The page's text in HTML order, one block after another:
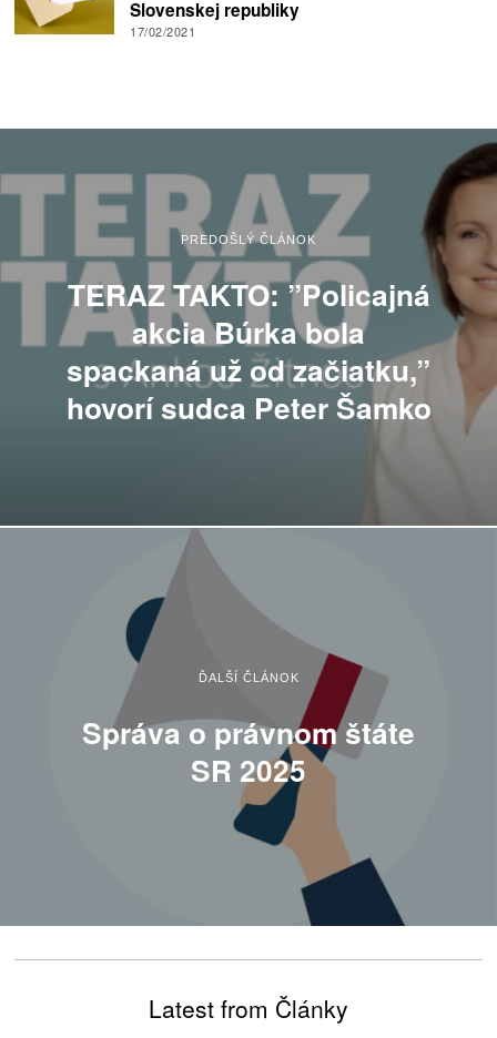
Slovenskej republiky
17/02/2021
PREDOŠLÝ ČLÁNOK
TERAZ TAKTO: ”Policajná
akcia Búrka bola
spackaná už od začiatku,”
hovorí sudca Peter Šamko
ĎALŠÍ ČLÁNOK
Správa o právnom štáte
SR 2025
Latest from Články